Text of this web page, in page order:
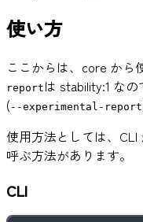
使い方
ここからは、core から
report は stability:1 な
( --experimental-report
使用方法としては、
呼ぶ方法があります。
CLI